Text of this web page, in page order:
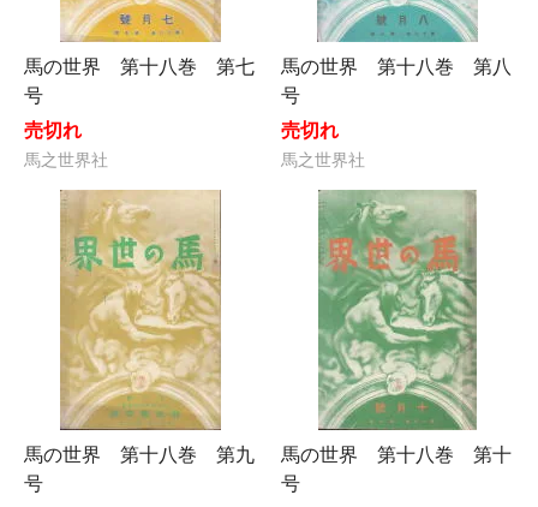
馬の世界 第十八巻 第七
号
売切れ
馬之世界社
馬の世界 第十八巻 第八
号
売切れ
馬之世界社
馬の世界 第十八巻 第九
号
馬の世界 第十八巻 第十
号